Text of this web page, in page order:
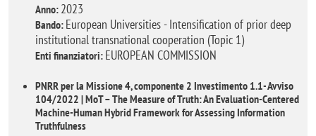
Anno: 2023
Bando: European Universities - Intensification of prior deep
institutional transnational cooperation (Topic 1)
Enti finanziatori: EUROPEAN COMMISSION
PNRR per la Missione 4, componente 2 Investimento 1.1- Avviso
104/2022 | MoT – The Measure of Truth: An Evaluation-Centered
Machine-Human Hybrid Framework for Assessing Information
Truthfulness